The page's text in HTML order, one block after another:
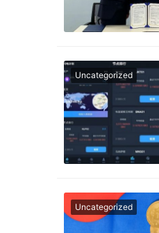
Uncategorized
Uncategorized